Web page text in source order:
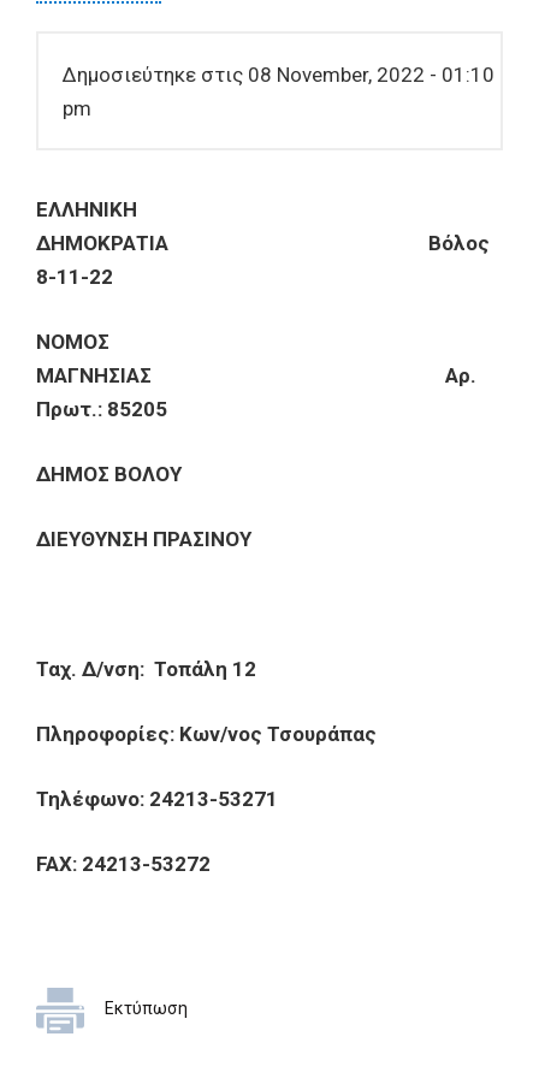
Δημοσιεύτηκε στις 08 November, 2022 - 01:10
pm
ΕΛΛΗΝΙΚΗ
ΔΗΜΟΚΡΑΤΙΑ Βόλος
8-11-22
ΝΟΜΟΣ
ΜΑΓΝΗΣΙΑΣ Αρ.
Πρωτ.: 85205
ΔΗΜΟΣ ΒΟΛΟΥ
ΔΙΕΥΘΥΝΣΗ ΠΡΑΣΙΝΟΥ
Ταχ. Δ/νση: Τοπάλη 12
Πληροφορίες: Κων/νος Τσουράπας
Τηλέφωνο: 24213-53271
FAX: 24213-53272
Εκτύπωση